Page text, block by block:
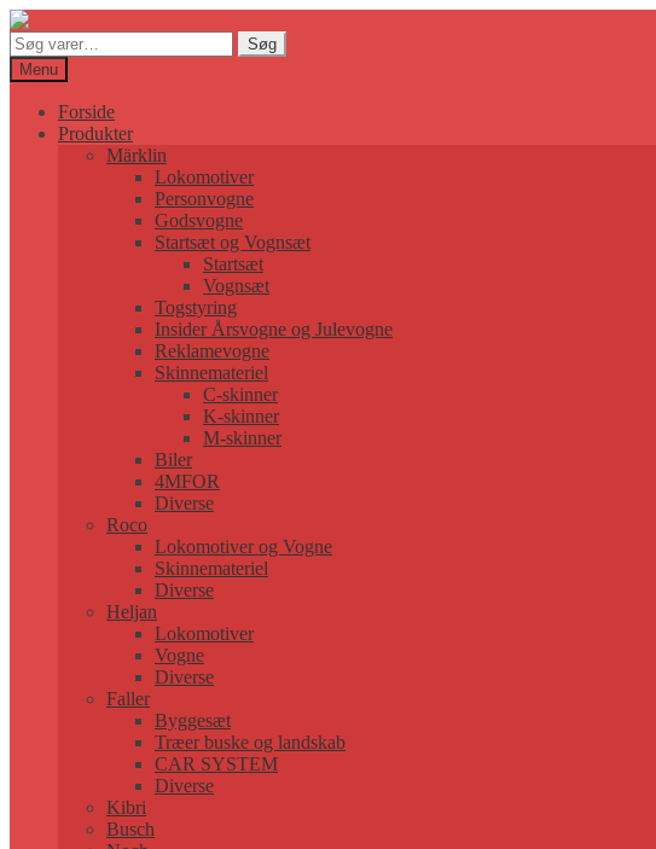
Søg
efter:
Søg
Menu
Forside
Produkter
Märklin
Lokomotiver
Personvogne
Godsvogne
Startsæt og Vognsæt
Startsæt
Vognsæt
Togstyring
Insider Årsvogne og Julevogne
Reklamevogne
Skinnemateriel
C-skinner
K-skinner
M-skinner
Biler
4MFOR
Diverse
Roco
Lokomotiver og Vogne
Skinnemateriel
Diverse
Heljan
Lokomotiver
Vogne
Diverse
Faller
Byggesæt
Træer buske og landskab
CAR SYSTEM
Diverse
Kibri
Busch